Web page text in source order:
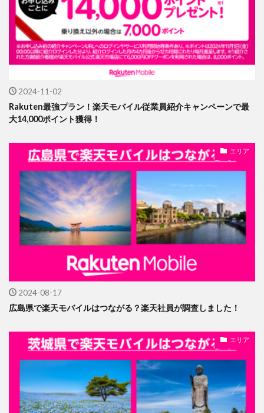
2024-11-02
Rakuten最強プラン！楽天モバイル従業員紹介キャンペーンで最
大14,000ポイント獲得！
エリア
2024-08-17
広島県で楽天モバイルはつながる？楽天社員が調査しました！
エリア